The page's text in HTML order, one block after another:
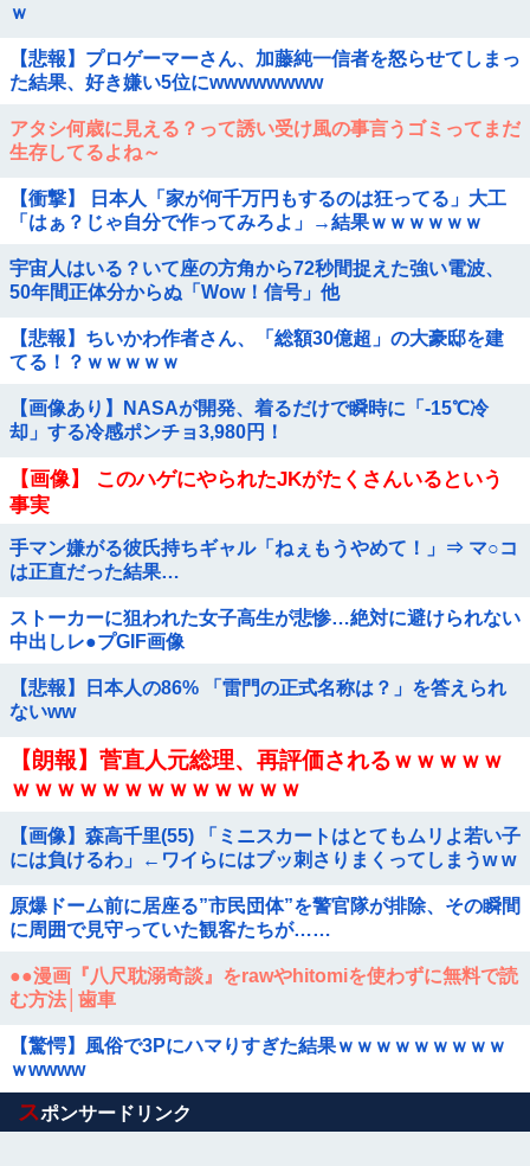
ｗ
【悲報】プロゲーマーさん、加藤純一信者を怒らせてしまっ
た結果、好き嫌い5位にwwwwwwww
アタシ何歳に見える？って誘い受け風の事言うゴミってまだ
生存してるよね～
【衝撃】 日本人「家が何千万円もするのは狂ってる」大工
「はぁ？じゃ自分で作ってみろよ」→結果ｗｗｗｗｗｗ
宇宙人はいる？いて座の方角から72秒間捉えた強い電波、
50年間正体分からぬ「Wow！信号」他
【悲報】ちいかわ作者さん、「総額30億超」の大豪邸を建
てる！？ｗｗｗｗｗ
【画像あり】NASAが開発、着るだけで瞬時に「-15℃冷
却」する冷感ポンチョ3,980円！
【画像】 このハゲにやられたJKがたくさんいるという
事実
手マン嫌がる彼氏持ちギャル「ねぇもうやめて！」⇒ マ○コ
は正直だった結果…
ストーカーに狙われた女子高生が悲惨…絶対に避けられない
中出しレ●プGIF画像
【悲報】日本人の86% 「雷門の正式名称は？」を答えられ
ないww
【朗報】菅直人元総理、再評価されるｗｗｗｗｗ
ｗｗｗｗｗｗｗｗｗｗｗｗｗ
【画像】森高千里(55) 「ミニスカートはとてもムリよ若い子
には負けるわ」←ワイらにはブッ刺さりまくってしまうw w
原爆ドーム前に居座る”市民団体”を警官隊が排除、その瞬間
に周囲で見守っていた観客たちが……
●●漫画『八尺耽溺奇談』をrawやhitomiを使わずに無料で読
む方法│歯車
【驚愕】風俗で3Pにハマりすぎた結果ｗｗｗｗｗｗｗｗｗ
ｗwwww
Powered by livedoor 相互RSS
スポンサードリンク